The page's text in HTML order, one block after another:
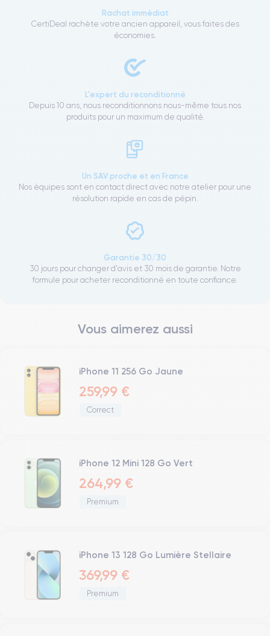
Rachat immédiat
CertiDeal rachète votre ancien appareil, vous faites des
économies.
L'expert du reconditionné
Depuis 10 ans, nous reconditionnons nous-même tous nos
produits pour un maximum de qualité.
Un SAV proche et en France
Nos équipes sont en contact direct avec notre atelier pour une
résolution rapide en cas de pépin.
Garantie 30/30
30 jours pour changer d'avis et 30 mois de garantie. Notre
formule pour acheter reconditionné en toute confiance.
Vous aimerez aussi
iPhone 11 256 Go Jaune
259,99 €
Correct
iPhone 12 Mini 128 Go Vert
264,99 €
Premium
iPhone 13 128 Go Lumière Stellaire
369,99 €
Premium